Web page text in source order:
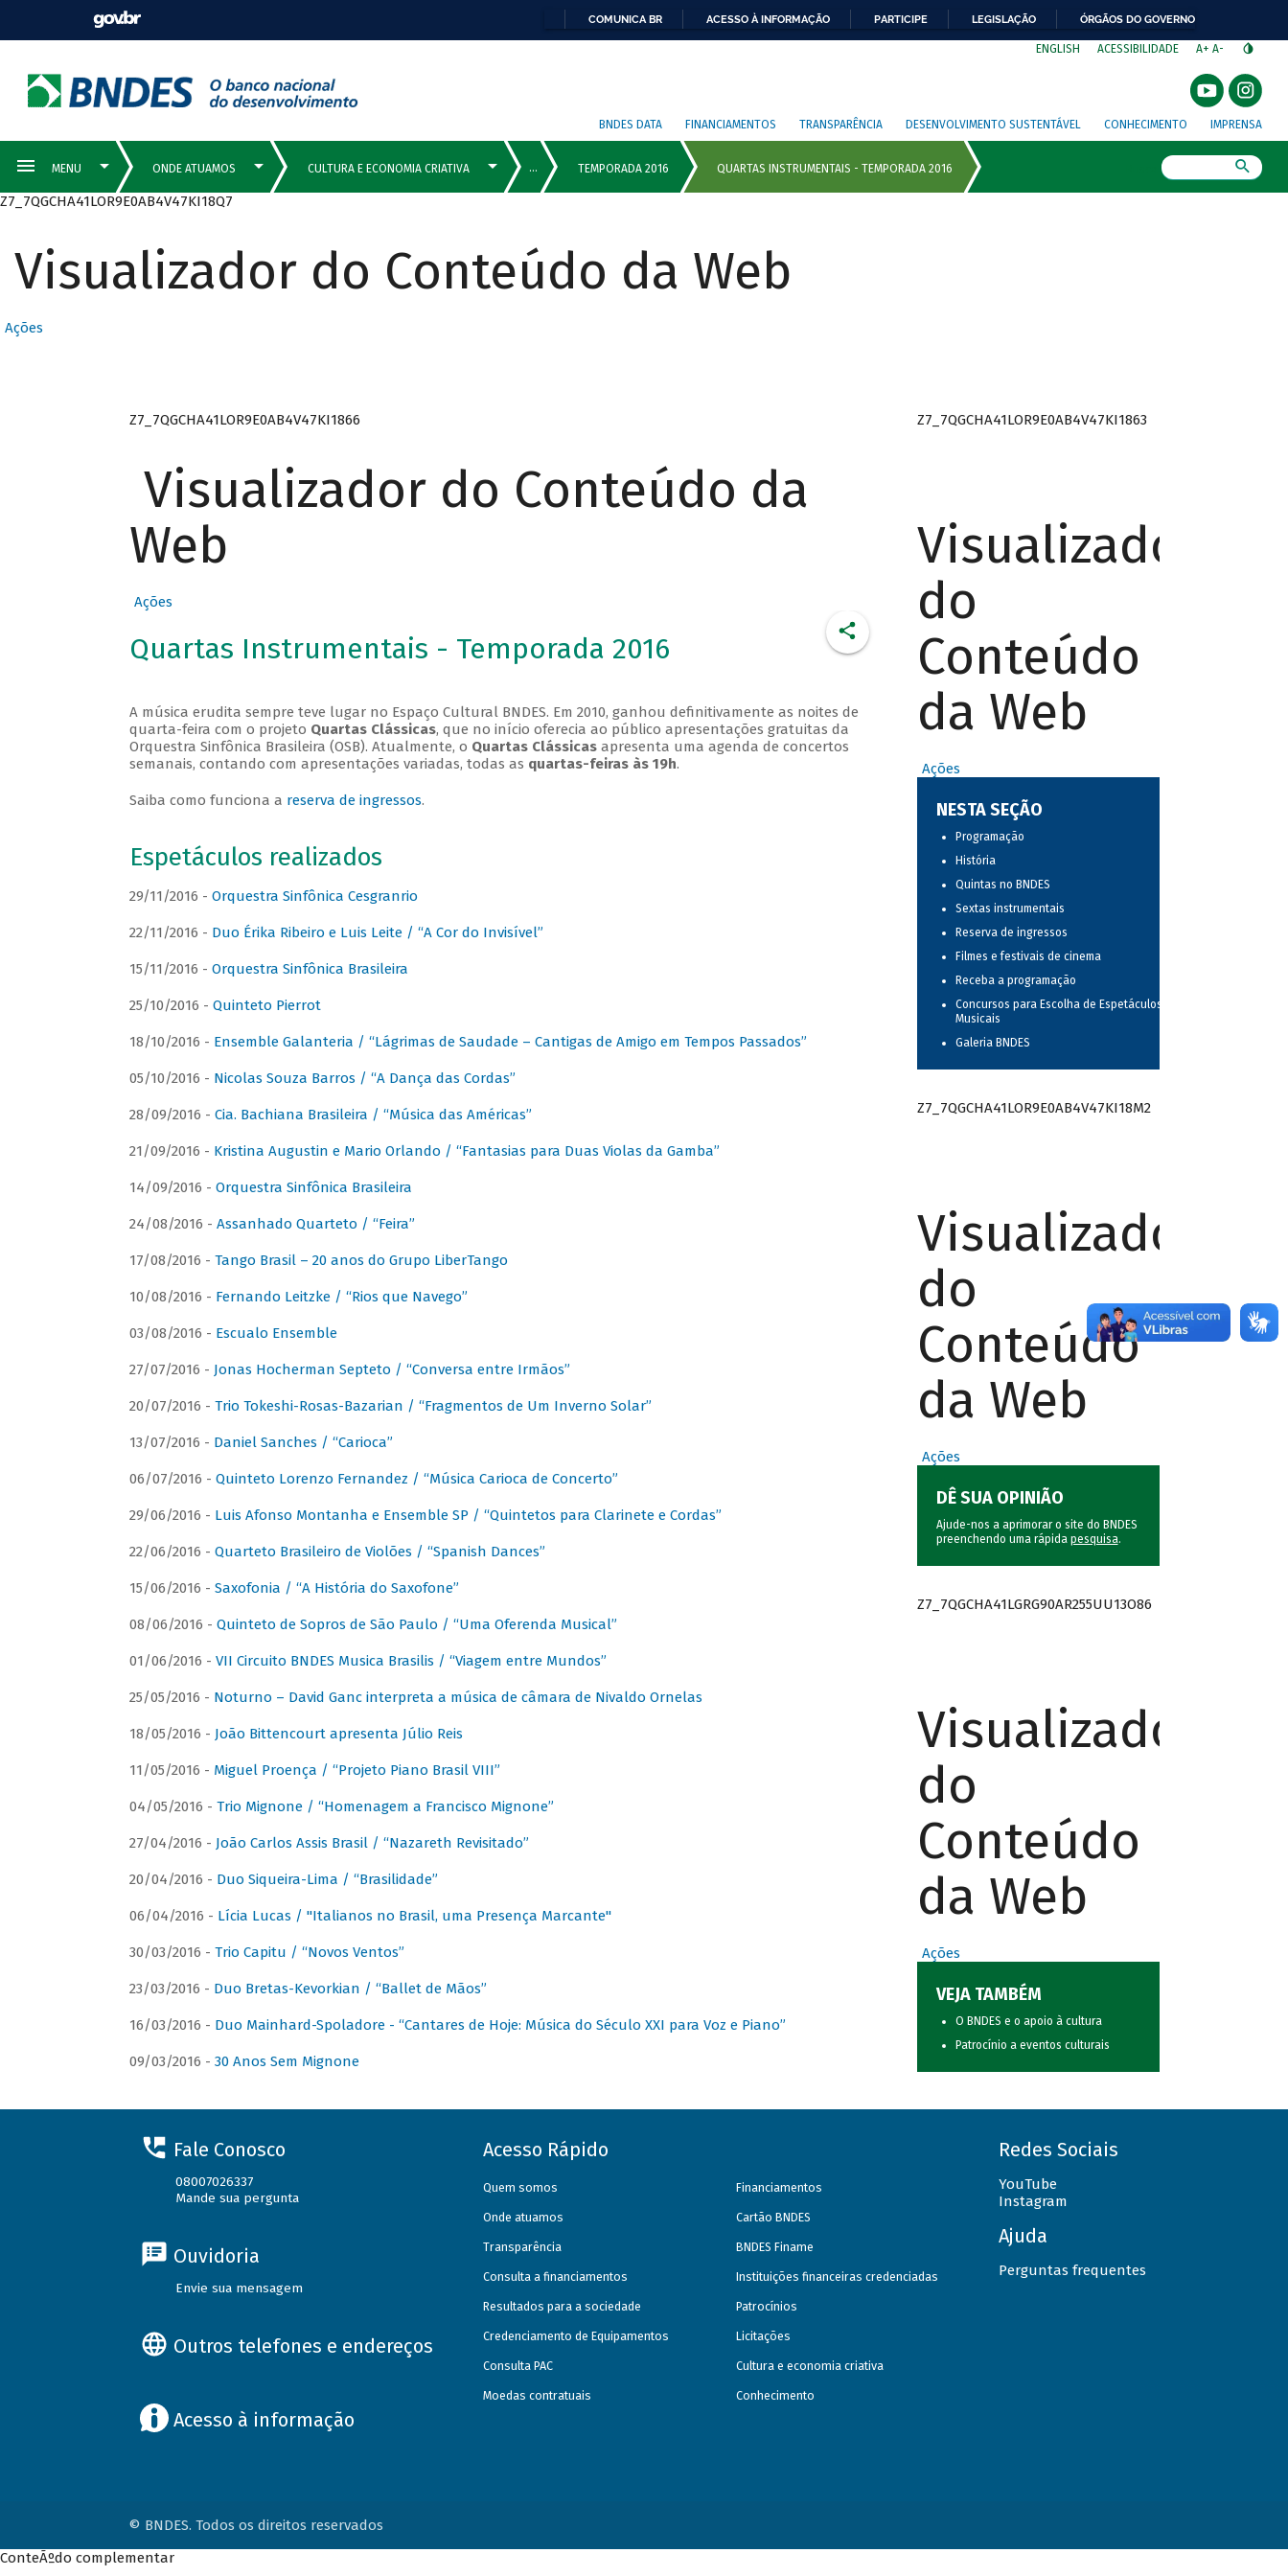
COMUNICA BR ACESSO À INFORMAÇÃO PARTICIPE LEGISLAÇÃO ÓRGÃOS DO GOVERNO
ENGLISH ACESSIBILIDADE A+ A-
BNDES DATA FINANCIAMENTOS TRANSPARÊNCIA DESENVOLVIMENTO SUSTENTÁVEL CONHECIMENTO IMPRENSA
Z7_7QGCHA41LOR9E0AB4V47KI18Q7
Visualizador do Conteúdo da Web
Ações
Z7_7QGCHA41LOR9E0AB4V47KI1866
Visualizador do Conteúdo da
Web
Ações
Quartas Instrumentais - Temporada 2016
A música erudita sempre teve lugar no Espaço Cultural BNDES. Em 2010, ganhou definitivamente as noites de
quarta-feira com o projeto Quartas Clássicas, que no início oferecia ao público apresentações gratuitas da
Orquestra Sinfônica Brasileira (OSB). Atualmente, o Quartas Clássicasapresenta uma agenda de concertos
semanais, contando com apresentações variadas, todas as quartas-feiras às 19h.
Saiba como funciona a reserva de ingressos.
Espetáculos realizados
29/11/2016 - Orquestra Sinfônica Cesgranrio
22/11/2016 - Duo Érika Ribeiro e Luis Leite / “A Cor do Invisível”
15/11/2016 - Orquestra Sinfônica Brasileira
25/10/2016 - Quinteto Pierrot
18/10/2016 - Ensemble Galanteria / “Lágrimas de Saudade – Cantigas de Amigo em Tempos Passados”
05/10/2016 - Nicolas Souza Barros / “A Dança das Cordas”
28/09/2016 - Cia. Bachiana Brasileira / “Música das Américas”
21/09/2016 - Kristina Augustin e Mario Orlando / “Fantasias para Duas Violas da Gamba”
14/09/2016 - Orquestra Sinfônica Brasileira
24/08/2016 - Assanhado Quarteto / “Feira”
17/08/2016 - Tango Brasil – 20 anos do Grupo LiberTango
10/08/2016 - Fernando Leitzke / “Rios que Navego”
03/08/2016 - Escualo Ensemble
27/07/2016 - Jonas Hocherman Septeto / “Conversa entre Irmãos”
20/07/2016 - Trio Tokeshi-Rosas-Bazarian / “Fragmentos de Um Inverno Solar”
13/07/2016 - Daniel Sanches / “Carioca”
06/07/2016 - Quinteto Lorenzo Fernandez / “Música Carioca de Concerto”
29/06/2016 - Luis Afonso Montanha e Ensemble SP / “Quintetos para Clarinete e Cordas”
22/06/2016 - Quarteto Brasileiro de Violões / “Spanish Dances”
15/06/2016 - Saxofonia / “A História do Saxofone”
08/06/2016 - Quinteto de Sopros de São Paulo / “Uma Oferenda Musical”
01/06/2016 - VII Circuito BNDES Musica Brasilis / “Viagem entre Mundos”
25/05/2016 - Noturno – David Ganc interpreta a música de câmara de Nivaldo Ornelas
18/05/2016 - João Bittencourt apresenta Júlio Reis
11/05/2016 - Miguel Proença / “Projeto Piano Brasil VIII”
04/05/2016 - Trio Mignone / “Homenagem a Francisco Mignone”
27/04/2016 - João Carlos Assis Brasil / “Nazareth Revisitado”
20/04/2016 - Duo Siqueira-Lima / “Brasilidade”
06/04/2016 - Lícia Lucas / "Italianos no Brasil, uma Presença Marcante"
30/03/2016 - Trio Capitu / “Novos Ventos”
23/03/2016 - Duo Bretas-Kevorkian / “Ballet de Mãos”
16/03/2016 - Duo Mainhard-Spoladore - “Cantares de Hoje: Música do Século XXI para Voz e Piano”
09/03/2016 - 30 Anos Sem Mignone
Z7_7QGCHA41LOR9E0AB4V47KI1863
Visualizador
do
Conteúdo
da Web
Ações
NESTA SEÇÃO
Programação
História
Quintas no BNDES
Sextas instrumentais
Reserva de ingressos
Filmes e festivais de cinema
Receba a programação
Concursos para Escolha de Espetáculos
Musicais
Galeria BNDES
Z7_7QGCHA41LOR9E0AB4V47KI18M2
Visualizador
do
Conteúdo
da Web
Ações
DÊ SUA OPINIÃO
Ajude-nos a aprimorar o site do BNDES
preenchendo uma rápida pesquisa.
Z7_7QGCHA41LGRG90AR255UU13O86
Visualizador
do
Conteúdo
da Web
Ações
VEJA TAMBÉM
O BNDES e o apoio à cultura
Patrocínio a eventos culturais
Fale Conosco
08007026337
Mande sua pergunta
Ouvidoria
Envie sua mensagem
Outros telefones e endereços
Acesso à informação
Acesso Rápido
Quem somos
Onde atuamos
Transparência
Consulta a financiamentos
Resultados para a sociedade
Credenciamento de Equipamentos
Consulta PAC
Moedas contratuais
Financiamentos
Cartão BNDES
BNDES Finame
Instituições financeiras credenciadas
Patrocínios
Licitações
Cultura e economia criativa
Conhecimento
Redes Sociais
YouTube
Instagram
Ajuda
Perguntas frequentes
© BNDES. Todos os direitos reservados
ConteÃºdo complementar